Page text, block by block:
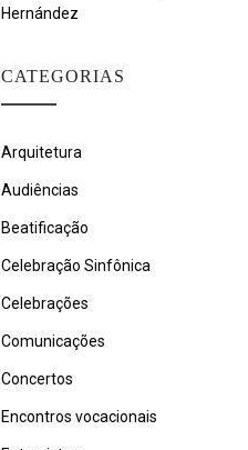
Hernández
CATEGORIAS
Arquitetura
Audiências
Beatificação
Celebração Sinfônica
Celebrações
Comunicações
Concertos
Encontros vocacionais